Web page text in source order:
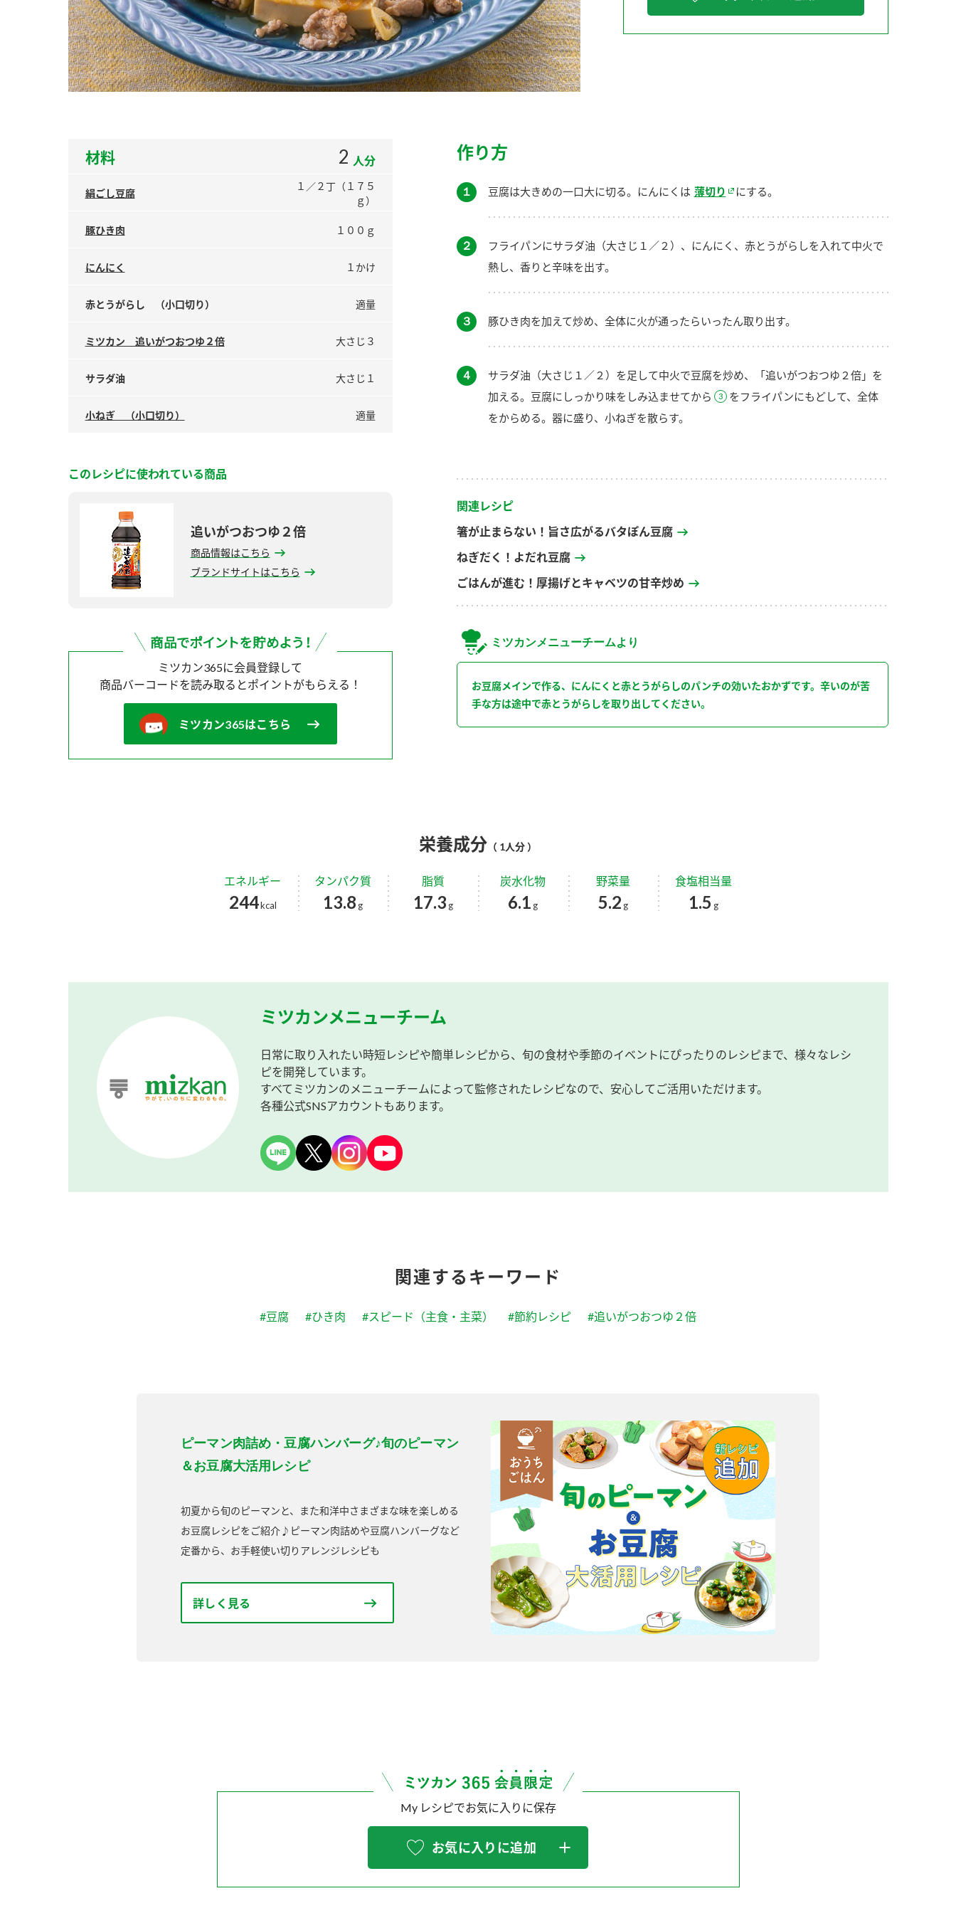
材料 2 人分
絹ごし豆腐
１／２丁（１７５
ｇ）
豚ひき肉 １００ｇ
にんにく １かけ
赤とうがらし （小口切り） 適量
ミツカン 追いがつおつゆ２倍 大さじ３
サラダ油 大さじ１
小ねぎ （小口切り） 適量
このレシピに使われている商品
追いがつおつゆ２倍
商品情報はこちら
ブランドサイトはこちら
ミツカン365に会員登録して
商品バーコードを読み取ると ポイントがもらえる！
ミツカン365はこちら
作り方
１ 豆腐は大きめの一口大に切る。にんにくは 薄切り にする。
２
フライパンにサラダ油（大さじ１／２）、にんにく、赤とうがらしを入れて中火で
熱し、香りと辛味を出す。
３ 豚ひき肉を加えて炒め、全体に火が通ったらいったん取り出す。
４
サラダ油（大さじ１／２）を足して中火で豆腐を炒め、「追いがつおつゆ２倍」を
加える。豆腐にしっかり味をしみ込ませてから
をフライパンにもどして、全体
をからめる。器に盛り、小ねぎを散らす。
関連レシピ
箸が止まらない！旨さ広がるバタぽん豆腐
ねぎだく！よだれ豆腐
ごはんが進む！厚揚げとキャベツの甘辛炒め
ミツカンメニューチームより
お豆腐メインで作る、にんにくと赤とうがらしのパンチの効いたおかずです。辛いのが苦
手な方は途中で赤とうがらしを取り出してください。
栄養成分 （ 1人分 ）
エネルギー
244kcal
タンパク質
13.8 g
脂質
17.3 g
炭水化物
6.1 g
野菜量
5.2 g
食塩相当量
1.5 g
ミツカンメニューチーム
日常に取り入れたい時短レシピや簡単レシピから、旬の食材や季節のイベントにぴったりのレシピまで、様々なレシ
ピを開発しています。
すべてミツカンのメニューチームによって監修されたレシピなので、安心してご活用いただけます。
各種公式SNSアカウントもあります。
関連するキーワード
#豆腐 #ひき肉 #スピード（主食・主菜） #節約レシピ #追いがつおつゆ２倍
ピーマン肉詰め・豆腐ハンバーグ♪旬のピーマン
＆お豆腐大活用レシピ
初夏から旬のピーマンと、また和洋中さまざまな味を楽しめる
お豆腐レシピをご紹介♪ピーマン肉詰めや豆腐ハンバーグなど
定番から、お手軽使い切りアレンジレシピも
詳しく見る
My レシピでお気に入りに保存
お気に入りに追加